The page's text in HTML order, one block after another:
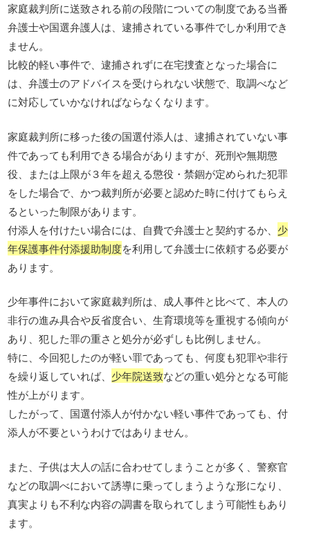
家庭裁判所に送致される前の段階についての制度である当番
弁護士や国選弁護人は、逮捕されている事件でしか利用でき
ません。
比較的軽い事件で、逮捕されずに在宅捜査となった場合に
は、弁護士のアドバイスを受けられない状態で、取調べなど
に対応していかなければならなくなります。
家庭裁判所に移った後の国選付添人は、逮捕されていない事
件であっても利用できる場合がありますが、死刑や無期懲
役、または上限が３年を超える懲役・禁錮が定められた犯罪
をした場合で、かつ裁判所が必要と認めた時に付けてもらえ
るといった制限があります。
付添人を付けたい場合には、自費で弁護士と契約するか、 少
年保護事件付添援助制度を利用して弁護士に依頼する必要が
あります。
少年事件において家庭裁判所は、成人事件と比べて、本人の
非行の進み具合や反省度合い、生育環境等を重視する傾向が
あり、犯した罪の重さと処分が必ずしも比例しません。
特に、今回犯したのが軽い罪であっても、何度も犯罪や非行
を繰り返していれば、 少年院送致などの重い処分となる可能
性が上がります。
したがって、国選付添人が付かない軽い事件であっても、付
添人が不要というわけではありません。
また、子供は大人の話に合わせてしまうことが多く、警察官
などの取調べにおいて誘導に乗ってしまうような形になり、
真実よりも不利な内容の調書を取られてしまう可能性もあり
ます。